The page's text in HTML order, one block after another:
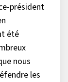
président
été
nous
les